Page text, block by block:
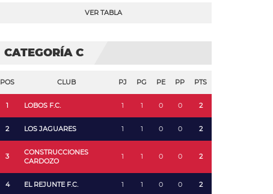
VER TABLA
CATEGORÍA C
POS CLUB PJ PG PE PP PTS
1 LOBOS F.C. 1 1 0 0 2
2 LOS JAGUARES 1 1 0 0 2
3
CONSTRUCCIONES
CARDOZO
1 1 0 0 2
4 EL REJUNTE F.C. 1 1 0 0 2